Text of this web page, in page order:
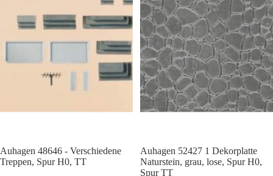
Auhagen 48646 - Verschiedene
Treppen, Spur H0, TT
Auhagen 52427 1 Dekorplatte
Naturstein, grau, lose, Spur H0,
Spur TT